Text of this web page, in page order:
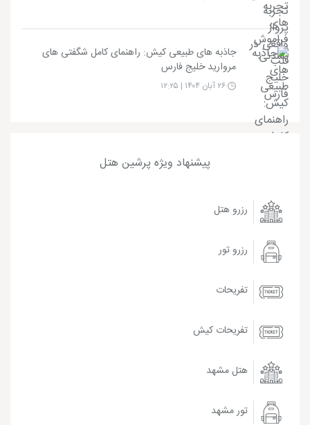
جاذبه های طبیعی کیش: راهنمای کامل شگفتی های
مروارید خلیج فارس
پیشنهاد ویژه پرشین هتل
رزرو هتل
رزرو تور
تفریحات
تفریحات کیش
هتل مشهد
تور مشهد